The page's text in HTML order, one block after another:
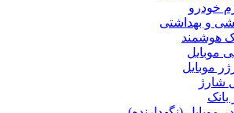
خودرو
و بهداشتی
هوشمند
موبایل
موبایل
شارژ
بانک